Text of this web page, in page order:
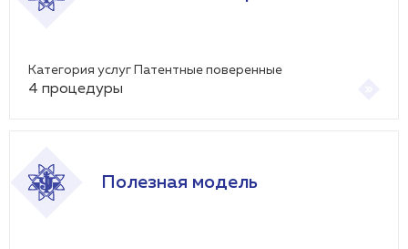
Категория услуг Патентные поверенные
4 процедуры
Полезная модель